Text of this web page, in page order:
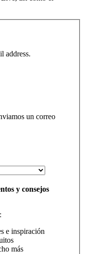
address.
un correo
y consejos
e inspiración
más